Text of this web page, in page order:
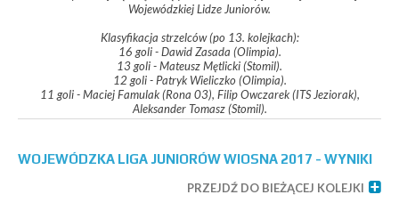
Wojewódzkiej Lidze Juniorów.
Klasyfikacja strzelców (po 13. kolejkach):
16 goli - Dawid Zasada (Olimpia).
13 goli - Mateusz Mętlicki (Stomil).
12 goli - Patryk Wieliczko (Olimpia).
11 goli - Maciej Famulak (Rona 03), Filip Owczarek (ITS Jeziorak),
Aleksander Tomasz (Stomil).
WOJEWÓDZKA LIGA JUNIORÓW WIOSNA 2017 - WYNIKI
PRZEJDŹ DO BIEŻĄCEJ KOLEJKI